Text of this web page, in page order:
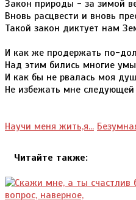
Закон природы - за зимой
Вновь расцвести и вновь
Такой закон диктует нам
И как же продержать по-
Над этим бились многие
И как бы не рвалась моя
Не избежать мне
Научи меня жить,я...
Читайте также: